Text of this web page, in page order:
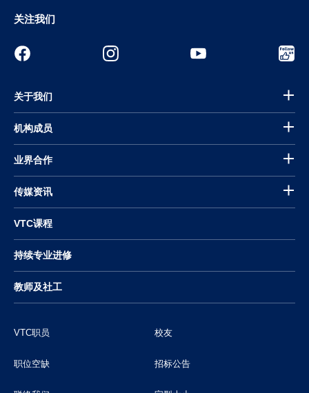
关注我们
关于我们
机构成员
业界合作
传媒资讯
VTC课程
持续专业进修
教师及社工
VTC职员 校友
职位空缺 招标公告